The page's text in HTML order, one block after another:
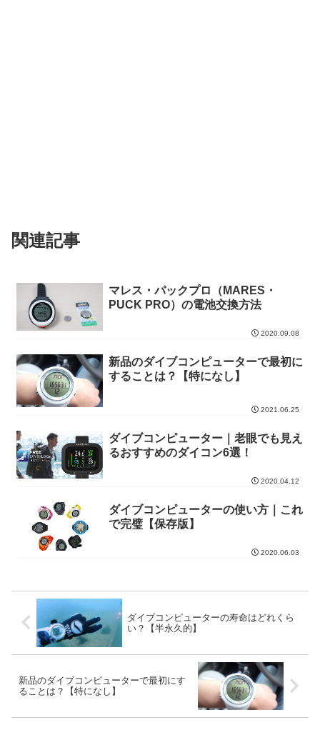
関連記事
マレス・パックプロ（MARES・
PUCK PRO）の電池交換方法
2020.09.08
新品のダイブコンピューターで最初に
することは？【特になし】
2021.06.25
ダイブコンピューター｜老眼でも見え
るおすすめのダイコン6選！
2020.04.12
ダイブコンピューターの使い方｜これ
で完璧【保存版】
2020.06.03
ダイブコンピューターの寿命はどれくら
い？【半永久的】
新品のダイブコンピューターで最初にす
ることは？【特になし】